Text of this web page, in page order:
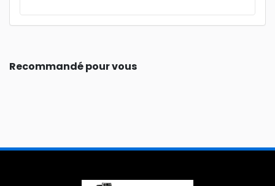
Recommandé pour vous